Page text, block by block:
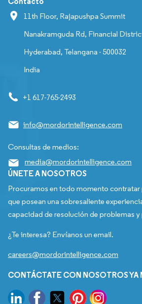
11th Floor, Rajapushpa Summit
Nanakramguda Rd, Financial
Hyderabad, Telangana - 500032
India
+1 617-765-2493
info@mordorintelligence.com
Consultas de medios:
media@mordorintelligence.com
ÚNETE A NOSOTROS
Procuramos en todo momento contratar
que posean una sobresaliente
capacidad de resolución de problemas
¿Te interesa? Envíanos un email.
careers@mordorintelligence.com
CONTÁCTATE CON NOSOTROS YA